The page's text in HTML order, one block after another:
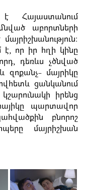
Հայաստանում
աբորտների
է, որ իր հղի կինը
դեռևս չծնված
զոքանչ- մայրիկը
ցանկանում
իրենց
պարտավոր
բնորոշ
մայրիշխան